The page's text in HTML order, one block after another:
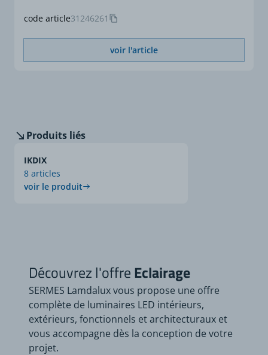
code article31246261
voir l'article
Produits liés
IKDIX
8 articles
voir le produit
Découvrez l'offreEclairage
SERMES Lamdalux vous propose une offre
complète de luminaires LED intérieurs,
extérieurs, fonctionnels et architecturaux et
vous accompagne dès la conception de votre
projet.